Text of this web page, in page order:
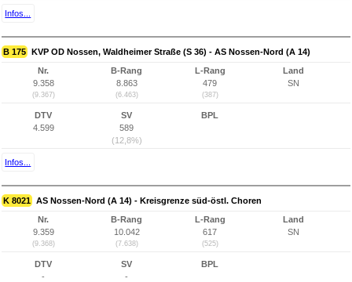
Infos...
B 175 KVP OD Nossen, Waldheimer Straße (S 36) - AS Nossen-Nord (A 14)
Nr.
9.358
(9.367)
B-Rang
8.863
(6.463)
L-Rang
479
(387)
Land
SN
DTV
4.599
SV
589
(12,8%)
BPL
Infos...
K 8021 AS Nossen-Nord (A 14) - Kreisgrenze süd-östl. Choren
Nr.
9.359
(9.368)
B-Rang
10.042
(7.638)
L-Rang
617
(525)
Land
SN
DTV
-
SV
-
BPL